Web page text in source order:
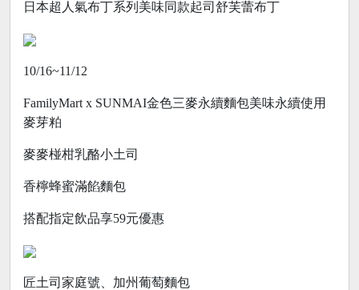
日本超人氣布丁系列美味同款起司舒芙蕾布丁
10/16~11/12
FamilyMart x SUNMAI金色三麥永續麵包美味永續使用
麥芽粕
麥麥椪柑乳酪小土司
香檸蜂蜜滿餡麵包
搭配指定飲品享59元優惠
匠土司家庭號、加州葡萄麵包